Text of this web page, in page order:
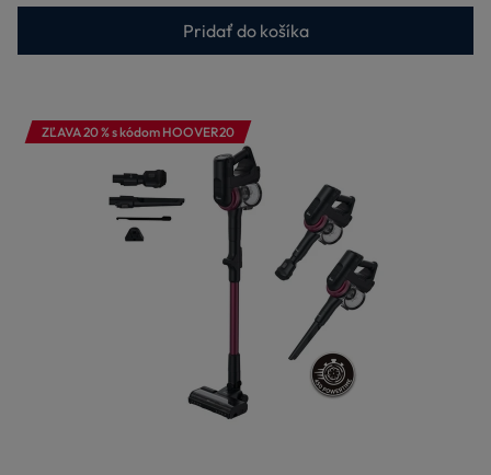
Pridať do košíka
ZĽAVA 20 % s kódom HOOVER20